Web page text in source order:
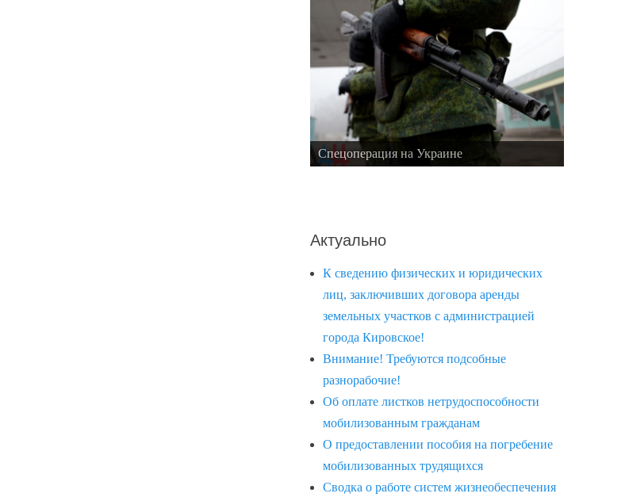
Спецоперация на Украине
Актуально
К сведению физических и юридических
лиц, заключивших договора аренды
земельных участков с администрацией
города Кировское!
Внимание! Требуются подсобные
разнорабочие!
Об оплате листков нетрудоспособности
мобилизованным гражданам
О предоставлении пособия на погребение
мобилизованных трудящихся
Сводка о работе систем жизнеобеспечения